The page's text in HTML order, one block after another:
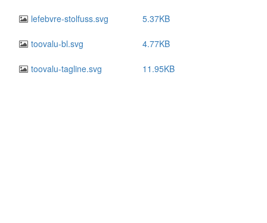
lefebvre-stolfuss.svg 5.37KB
toovalu-bl.svg 4.77KB
toovalu-tagline.svg 11.95KB